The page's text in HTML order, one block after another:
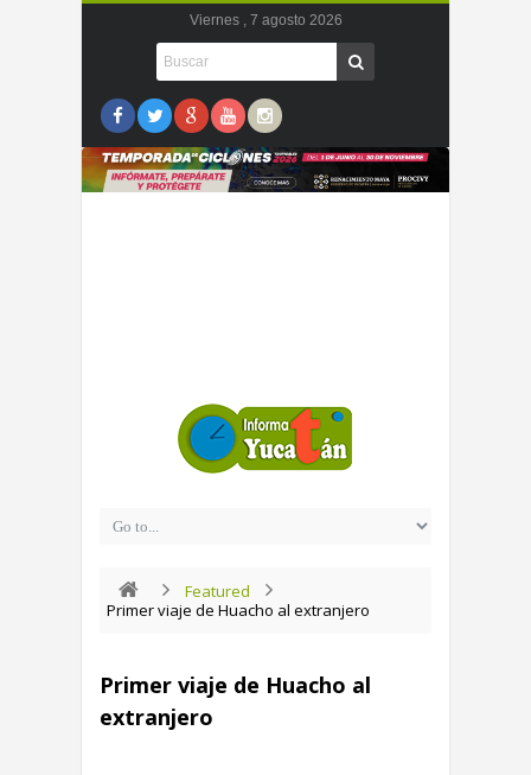
Viernes , 7 agosto 2026
Featured
Primer viaje de Huacho al extranjero
Primer viaje de Huacho al
extranjero